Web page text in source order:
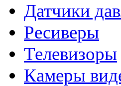
Датчики
Ресиверы
Телевизоры
Камеры